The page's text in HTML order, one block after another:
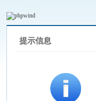
提示信息